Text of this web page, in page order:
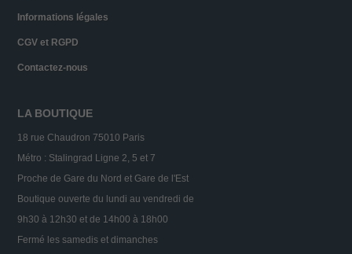
Informations légales
CGV et RGPD
Contactez-nous
LA BOUTIQUE
18 rue Chaudron 75010 Paris
Métro : Stalingrad Ligne 2, 5 et 7
Proche de Gare du Nord et Gare de l'Est
Boutique ouverte du lundi au vendredi de
9h30 à 12h30 et de 14h00 à 18h00
Fermé les samedis et dimanches